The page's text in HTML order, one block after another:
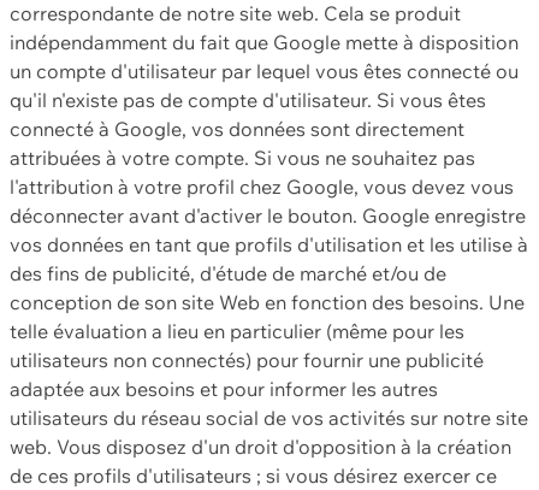
correspondante de notre site web. Cela se produit
indépendamment du fait que Google mette à disposition
un compte d'utilisateur par lequel vous êtes connecté ou
qu'il n'existe pas de compte d'utilisateur. Si vous êtes
connecté à Google, vos données sont directement
attribuées à votre compte. Si vous ne souhaitez pas
l'attribution à votre profil chez Google, vous devez vous
déconnecter avant d'activer le bouton. Google enregistre
vos données en tant que profils d'utilisation et les utilise à
des fins de publicité, d'étude de marché et/ou de
conception de son site Web en fonction des besoins. Une
telle évaluation a lieu en particulier (même pour les
utilisateurs non connectés) pour fournir une publicité
adaptée aux besoins et pour informer les autres
utilisateurs du réseau social de vos activités sur notre site
web. Vous disposez d'un droit d'opposition à la création
de ces profils d'utilisateurs ; si vous désirez exercer ce